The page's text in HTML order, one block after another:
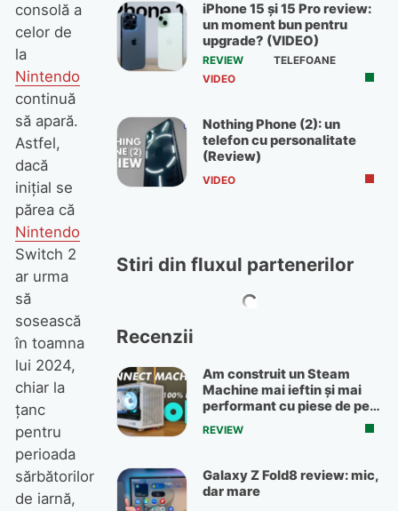
consolă a
celor de
la
Nintendo
continuă
să apară.
Astfel,
dacă
inițial se
părea că
Nintendo
Switch 2
ar urma
să
sosească
în toamna
lui 2024,
chiar la
țanc
pentru
perioada
sărbătorilor
de iarnă,
iPhone 15 și 15 Pro review:
un moment bun pentru
upgrade? (VIDEO)
REVIEW
TELEFOANE
VIDEO
Nothing Phone (2): un
telefon cu personalitate
(Review)
VIDEO
Stiri din fluxul partenerilor
Recenzii
Am construit un Steam
Machine mai ieftin și mai
performant cu piese de pe
OLX
REVIEW
Galaxy Z Fold8 review: mic,
dar mare